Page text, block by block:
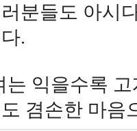
분들도 아시
.
는 익을수록
겸손한 마음